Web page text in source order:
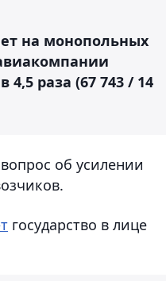
на монопольных
раза (67 743 / 14
об усилении
государство в лице